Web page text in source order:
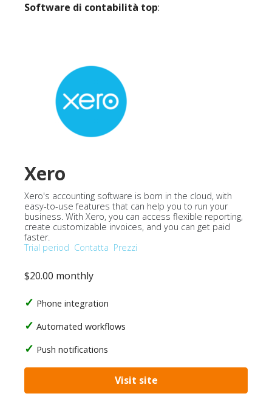
Software di contabilità top:
Xero
Xero's accounting software is born in the cloud, with
easy-to-use features that can help you to run your
business. With Xero, you can access flexible reporting,
create customizable invoices, and you can get paid
faster.
Trial period Contatta Prezzi
$20.00 monthly
Phone integration
Automated workflows
Push notifications
Visit site